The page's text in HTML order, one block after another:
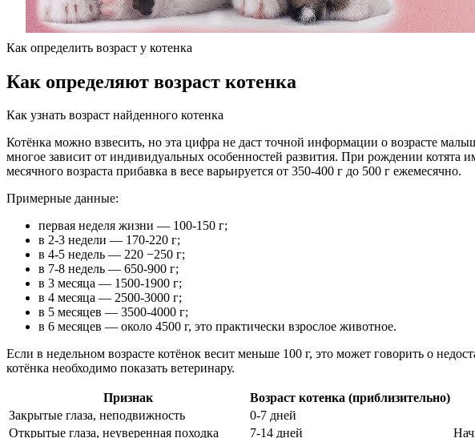
Как определить возраст у котенка
Как определяют возраст котенка
Как узнать возраст найденного котенка
Котёнка можно взвесить, но эта цифра не даст точной информации о возрасте
многое зависит от индивидуальных особенностей развития. При рождении котята
месячного возраста прибавка в весе варьируется от 350-400 г до 500 г ежемесячно.
Примерные данные:
первая неделя жизни — 100-150 г;
в 2-3 недели — 170-220 г;
в 4-5 недель — 220 −250 г;
в 7-8 недель — 650-900 г;
в 3 месяца — 1500-1900 г;
в 4 месяца — 2500-3000 г;
в 5 месяцев — 3500-4000 г;
в 6 месяцев — около 4500 г, это практически взрослое животное.
Если в недельном возрасте котёнок весит меньше 100 г, это может говорить о
котёнка необходимо показать ветеринару.
Признак Возраст котенка (приблизительно)
Закрытые глаза, неподвижность
0-7 дней
Открытые глаза, неуверенная походка
7-14 дней